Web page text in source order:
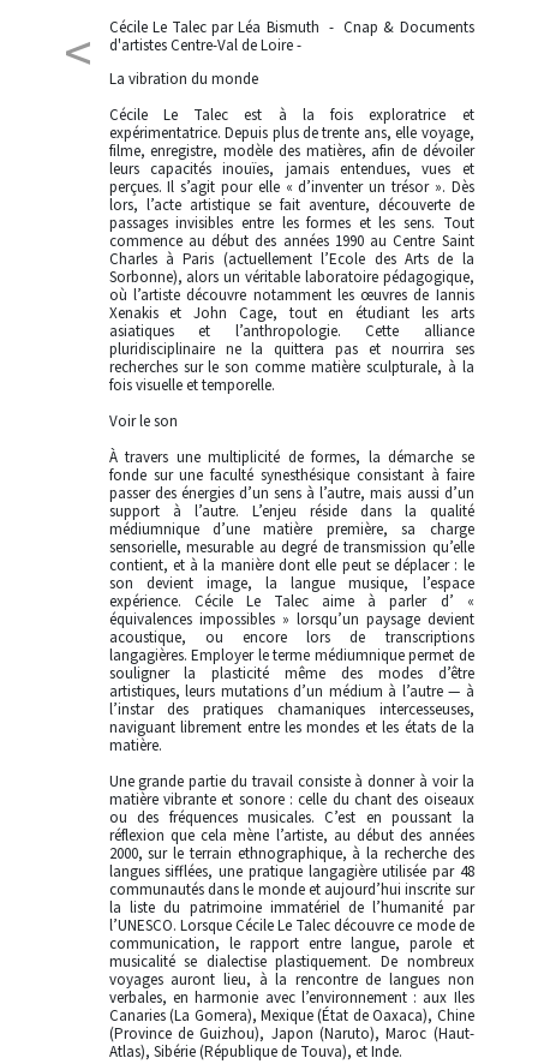
<
Cécile Le Talec par Léa Bismuth - Cnap & Documents
d'artistes Centre-Val de Loire -
La vibration du monde
Cécile Le Talec est à la fois exploratrice et
expérimentatrice. Depuis plus de trente ans, elle voyage,
filme, enregistre, modèle des matières, afin de dévoiler
leurs capacités inouïes, jamais entendues, vues et
perçues. Il s’agit pour elle « d’inventer un trésor ». Dès
lors, l’acte artistique se fait aventure, découverte de
passages invisibles entre les formes et les sens. Tout
commence au début des années 1990 au Centre Saint
Charles à Paris (actuellement l’Ecole des Arts de la
Sorbonne), alors un véritable laboratoire pédagogique,
où l’artiste découvre notamment les œuvres de Iannis
Xenakis et John Cage, tout en étudiant les arts
asiatiques et l’anthropologie. Cette alliance
pluridisciplinaire ne la quittera pas et nourrira ses
recherches sur le son comme matière sculpturale, à la
fois visuelle et temporelle.
Voir le son
À travers une multiplicité de formes, la démarche se
fonde sur une faculté synesthésique consistant à faire
passer des énergies d’un sens à l’autre, mais aussi d’un
support à l’autre. L’enjeu réside dans la qualité
médiumnique d’une matière première, sa charge
sensorielle, mesurable au degré de transmission qu’elle
contient, et à la manière dont elle peut se déplacer : le
son devient image, la langue musique, l’espace
expérience. Cécile Le Talec aime à parler d’ «
équivalences impossibles » lorsqu’un paysage devient
acoustique, ou encore lors de transcriptions
langagières. Employer le terme médiumnique permet de
souligner la plasticité même des modes d’être
artistiques, leurs mutations d’un médium à l’autre — à
l’instar des pratiques chamaniques intercesseuses,
naviguant librement entre les mondes et les états de la
matière.
Une grande partie du travail consiste à donner à voir la
matière vibrante et sonore : celle du chant des oiseaux
ou des fréquences musicales. C’est en poussant la
réflexion que cela mène l’artiste, au début des années
2000, sur le terrain ethnographique, à la recherche des
langues sifflées, une pratique langagière utilisée par 48
communautés dans le monde et aujourd’hui inscrite sur
la liste du patrimoine immatériel de l’humanité par
l’UNESCO. Lorsque Cécile Le Talec découvre ce mode de
communication, le rapport entre langue, parole et
musicalité se dialectise plastiquement. De nombreux
voyages auront lieu, à la rencontre de langues non
verbales, en harmonie avec l’environnement : aux Iles
Canaries (La Gomera), Mexique (État de Oaxaca), Chine
(Province de Guizhou), Japon (Naruto), Maroc (Haut-
Atlas), Sibérie (République de Touva), et Inde.